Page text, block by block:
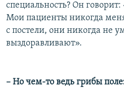
специальность? Он
Мои пациенты никогда
с постели, они никогда не
выздоравливают».
– Но чем-то ведь грибы